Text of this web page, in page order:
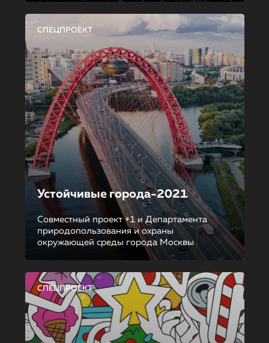
СПЕЦПРОЕКТ
Устойчивые города-2021
Совместный проект +1 и Департамента
природопользования и охраны
окружающей среды города Москвы
СПЕЦПРОЕКТ